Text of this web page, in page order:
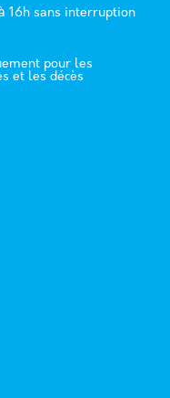
16h sans interruption
pour les
et les décès